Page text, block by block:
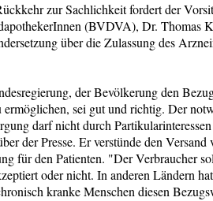
zur Sachlichkeit fordert der
(BVDVA), Dr.
über die Zulassung des
der Bevölkerung den
ermöglichen, sei gut und richtig. Der
darf nicht durch
der Presse. Er verstünde den
für den Patienten. "Der Verbraucher
oder nicht. In anderen Ländern
kranke Menschen diesen